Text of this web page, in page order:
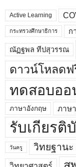
Active Learning
กระทรวงศึกษาธิการ ก
ณัฏฐพล ทีปสุวรรณ
ดาวน์โหลดฟ
ทดสอบออ
ภาษาอังกฤษ ภาษ
รับเกียรติ
วันครู วิทยฐานะ